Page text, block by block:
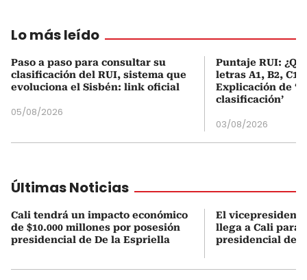
Lo más leído
Paso a paso para consultar su
clasificación del RUI, sistema que
evoluciona el Sisbén: link oficial
05/08/2026
Puntaje RUI:
letras A1, B2, C1
Explicación de
clasificación’
03/08/2026
Últimas Noticias
Cali tendrá un impacto económico
de $10.000 millones por posesión
presidencial de De la Espriella
El
llega a Cali para
presidencial de